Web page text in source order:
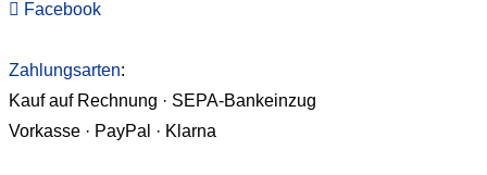
Facebook
Zahlungsarten:
Kauf auf Rechnung · SEPA-Bankeinzug
Vorkasse · PayPal · Klarna